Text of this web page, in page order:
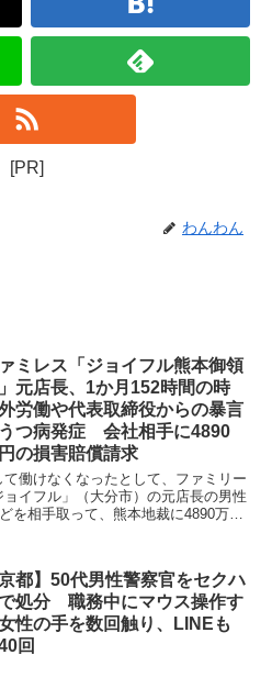
[PR]
わんわん
ミレス「ジョイフル熊本御領
元店長、1か月152時間の時
労働や代表取締役からの暴言
つ病発症 会社相手に4890
の損害賠償請求
働けなくなったとして、ファミリー
イフル」（大分市）の元店長の男性
を相手取って、熊本地裁に4890万円
京都】50代男性警察官をセクハ
処分 職務中にマウス操作す
性の手を数回触り、LINEも
回